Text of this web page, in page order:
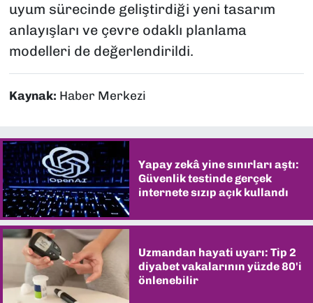
uyum sürecinde geliştirdiği yeni tasarım
anlayışları ve çevre odaklı planlama
modelleri de değerlendirildi.
Kaynak: Haber Merkezi
Yapay zekâ yine sınırları aştı:
Güvenlik testinde gerçek
internete sızıp açık kullandı
Uzmandan hayati uyarı: Tip 2
diyabet vakalarının yüzde 80'i
önlenebilir